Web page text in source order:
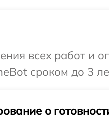
всех работ и
сроком до 3
о